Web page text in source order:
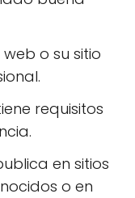
o su sitio
requisitos
en sitios
o en